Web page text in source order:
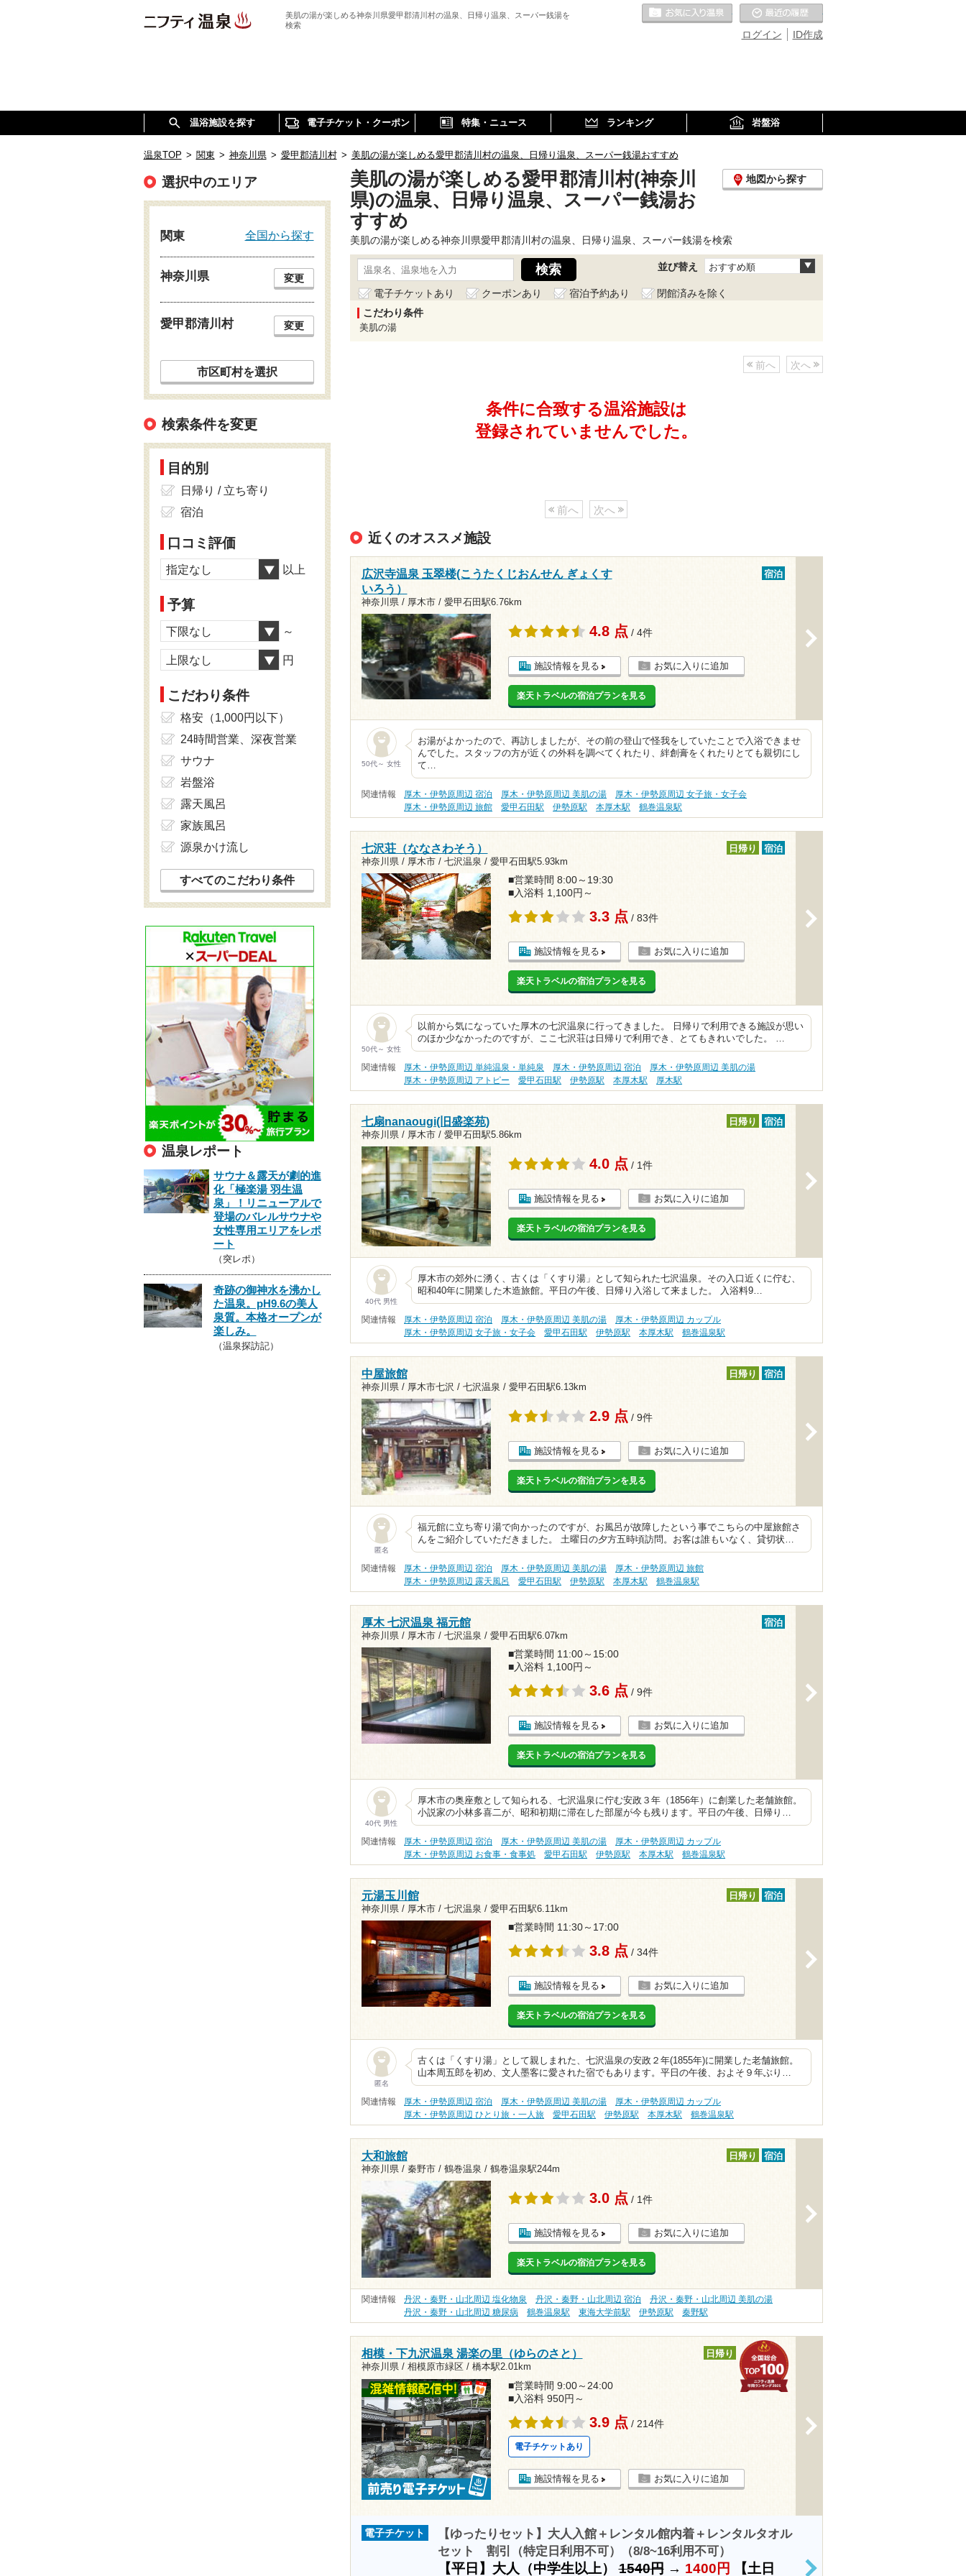
美肌の湯が楽しめる神奈川県愛甲郡清川村の温泉、日帰り温泉、スーパー銭湯を
検索
ID作成
ログイン
お気に入りの温泉
温浴施設を探す 電子チケット・クーポン 特集・ニュース ランキング 岩盤浴
温泉TOP > 関東 > 神奈川県 > 愛甲郡清川村 > 美肌の湯が楽しめる愛甲郡清川村の温泉、日帰り温泉、スーパー銭湯おすすめ
美肌の湯が楽しめる愛甲郡清川村(神奈川
県)の温泉、日帰り温泉、スーパー銭湯お
すすめ
地図から探す
美肌の湯が楽しめる神奈川県愛甲郡清川村の温泉、日帰り温泉、スーパー銭湯を検索
並び替え おすすめ順
電子チケットあり クーポンあり 宿泊予約あり
閉館済みを除く
こだわり条件
美肌の湯
前へ 次へ
条件に合致する温浴施設は
登録されていませんでした。
前へ 次へ
近くのオススメ施設
広沢寺温泉 玉翠楼(こうたくじおんせん ぎょくす
いろう）
神奈川県 / 厚木市 / 愛甲石田駅6.76km
宿泊
4.8 点 / 4件
施設情報を見る お気に入りに追加
楽天トラベルの宿泊プランを見る
50代～ 女性
お湯がよかったので、再訪しましたが、その前の登山で怪我をしていたことで入浴できませ
んでした。スタッフの方が近くの外科を調べてくれたり、絆創膏をくれたりとても親切にし
て…
関連情報 厚木・伊勢原周辺 宿泊 厚木・伊勢原周辺 美肌の湯
厚木・伊勢原周辺 女子旅・女子会
厚木・伊勢原周辺 旅館
愛甲石田駅 伊勢原駅 本厚木駅 鶴巻温泉駅
七沢荘（ななさわそう）
神奈川県 / 厚木市 / 七沢温泉 / 愛甲石田駅5.93km
日帰り 宿泊
■営業時間 8:00～19:30
■入浴料 1,100円～
3.3 点 / 83件
施設情報を見る お気に入りに追加
楽天トラベルの宿泊プランを見る
50代～ 女性
以前から気になっていた厚木の七沢温泉に行ってきました。 日帰りで利用できる施設が思い
のほか少なかったのですが、ここ七沢荘は日帰りで利用でき、とてもきれいでした。 …
関連情報 厚木・伊勢原周辺 単純温泉・単純泉 厚木・伊勢原周辺 宿泊
厚木・伊勢原周辺 美肌の湯
厚木・伊勢原周辺 アトピー
愛甲石田駅 伊勢原駅 本厚木駅 厚木駅
七扇nanaougi(旧盛楽苑)
神奈川県 / 厚木市 / 愛甲石田駅5.86km
日帰り 宿泊
4.0 点 / 1件
施設情報を見る お気に入りに追加
楽天トラベルの宿泊プランを見る
40代 男性
厚木市の郊外に湧く、古くは「くすり湯」として知られた七沢温泉。その入口近くに佇む、
昭和40年に開業した木造旅館。平日の午後、日帰り入浴して来ました。 入浴料9…
関連情報 厚木・伊勢原周辺 宿泊 厚木・伊勢原周辺 美肌の湯
厚木・伊勢原周辺 カップル
厚木・伊勢原周辺 女子旅・女子会
愛甲石田駅 伊勢原駅 本厚木駅 鶴巻温泉駅
中屋旅館
神奈川県 / 厚木市七沢 / 七沢温泉 / 愛甲石田駅6.13km
日帰り 宿泊
2.9 点 / 9件
施設情報を見る お気に入りに追加
楽天トラベルの宿泊プランを見る
匿名
福元館に立ち寄り湯で向かったのですが、お風呂が故障したという事でこちらの中屋旅館さ
んをご紹介していただきました。 土曜日の夕方五時頃訪問。お客は誰もいなく、貸切状…
関連情報 厚木・伊勢原周辺 宿泊 厚木・伊勢原周辺 美肌の湯
厚木・伊勢原周辺 旅館
厚木・伊勢原周辺 露天風呂
愛甲石田駅 伊勢原駅 本厚木駅 鶴巻温泉駅
厚木 七沢温泉 福元館
神奈川県 / 厚木市 / 七沢温泉 / 愛甲石田駅6.07km
宿泊
■営業時間 11:00～15:00
■入浴料 1,100円～
3.6 点 / 9件
施設情報を見る お気に入りに追加
楽天トラベルの宿泊プランを見る
40代 男性
厚木市の奥座敷として知られる、七沢温泉に佇む安政３年（1856年）に創業した老舗旅館。
小説家の小林多喜二が、昭和初期に滞在した部屋が今も残ります。平日の午後、日帰り…
関連情報 厚木・伊勢原周辺 宿泊 厚木・伊勢原周辺 美肌の湯
厚木・伊勢原周辺 カップル
厚木・伊勢原周辺 お食事・食事処
愛甲石田駅 伊勢原駅 本厚木駅 鶴巻温泉駅
元湯玉川館
神奈川県 / 厚木市 / 七沢温泉 / 愛甲石田駅6.11km
日帰り 宿泊
■営業時間 11:30～17:00
3.8 点 / 34件
施設情報を見る お気に入りに追加
楽天トラベルの宿泊プランを見る
匿名
古くは「くすり湯」として親しまれた、七沢温泉の安政２年(1855年)に開業した老舗旅館。
山本周五郎を初め、文人墨客に愛された宿でもあります。平日の午後、およそ９年ぶり…
関連情報 厚木・伊勢原周辺 宿泊 厚木・伊勢原周辺 美肌の湯
厚木・伊勢原周辺 カップル
厚木・伊勢原周辺 ひとり旅・一人旅
愛甲石田駅 伊勢原駅 本厚木駅 鶴巻温泉駅
大和旅館
神奈川県 / 秦野市 / 鶴巻温泉 / 鶴巻温泉駅244m
日帰り 宿泊
3.0 点 / 1件
施設情報を見る お気に入りに追加
楽天トラベルの宿泊プランを見る
関連情報 丹沢・秦野・山北周辺 塩化物泉 丹沢・秦野・山北周辺 宿泊
丹沢・秦野・山北周辺 美肌の湯
丹沢・秦野・山北周辺 糖尿病
鶴巻温泉駅 東海大学前駅 伊勢原駅 秦野駅
相模・下九沢温泉 湯楽の里（ゆらのさと）
神奈川県 / 相模原市緑区 / 橋本駅2.01km
日帰り
■営業時間 9:00～24:00
■入浴料 950円～
3.9 点 / 214件
電子チケットあり
施設情報を見る お気に入りに追加
電子チケット
【ゆったりセット】大人入館＋レンタル館内着＋レンタルタオル
セット 割引（特定日利用不可）（8/8~16利用不可）
【平日】大人（中学生以上）1540円→ 1400円 【土日
選択中のエリア
関東 全国から探す
神奈川県 変更
愛甲郡清川村 変更
市区町村を選択
検索条件を変更
目的別
日帰り / 立ち寄り
宿泊
口コミ評価
指定なし 以上
予算
下限なし ～
上限なし 円
こだわり条件
格安（1,000円以下）
24時間営業、深夜営業
サウナ
岩盤浴
露天風呂
家族風呂
源泉かけ流し
すべてのこだわり条件
温泉レポート
サウナ＆露天が劇的進
化「極楽湯 羽生温
泉」！リニューアルで
登場のバレルサウナや
女性専用エリアをレポ
ート
（突レポ）
奇跡の御神水を沸かし
た温泉。pH9.6の美人
泉質。本格オープンが
楽しみ。
（温泉探訪記）